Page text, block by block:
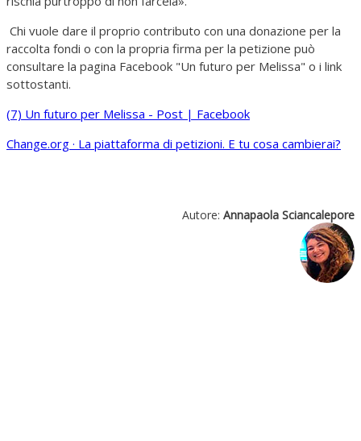
Chi vuole dare il proprio contributo con una donazione per la
raccolta fondi o con la propria firma per la petizione può
consultare la pagina Facebook "Un futuro per Melissa" o i link
sottostanti.
(7) Un futuro per Melissa - Post | Facebook
Change.org · La piattaforma di petizioni. E tu cosa cambierai?
Autore: Annapaola Sciancalepore